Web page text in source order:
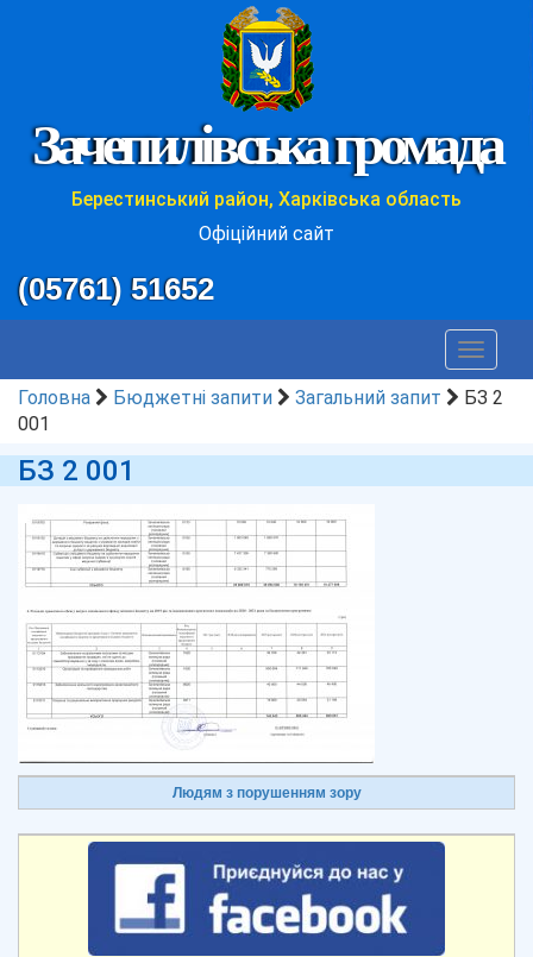
Зачепилівська громада
Берестинський район, Харківська область
Офіційний сайт
(05761) 51652
Toggle
Головна
Бюджетні запити Загальний запит
БЗ 2
001
БЗ 2 001
Людям з порушенням зору